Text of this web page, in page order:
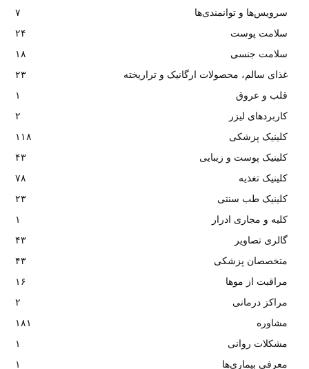
سرویس‌ها و توانمندی‌ها
۷
سلامت پوست
۲۴
سلامت جنسی
۱۸
غذای سالم، محصولات ارگانیک و تراریخته
۲۳
قلب و عروق
۱
کاربردهای لیزر
۲
کلینیک پزشکی
۱۱۸
کلینیک پوست و زیبایی
۴۳
کلینیک تغذیه
۷۸
کلینیک طب سنتی
۲۳
کلیه و مجاری ادرار
۱
گالری تصاویر
۴۳
متخصصان پزشکی
۴۳
مراقبت از موها
۱۶
مراکز درمانی
۲
مشاوره
۱۸۱
مشکلات روانی
۱
معرفی بیماری‌ها
۱